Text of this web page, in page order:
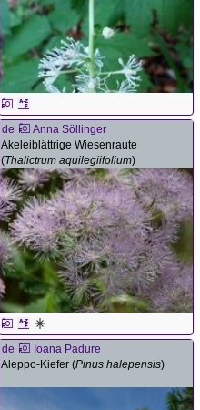
de
Anna Söllinger
Akeleiblättrige Wiesenraute
(Thalictrum aquilegiifolium)
de
Ioana Padure
Aleppo-Kiefer (Pinus halepensis)